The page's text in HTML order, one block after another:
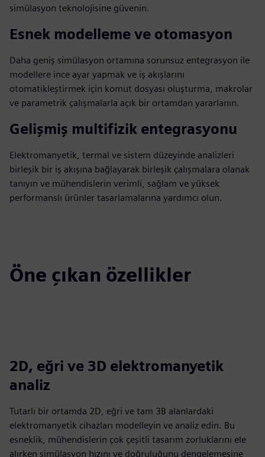
simülasyon teknolojisine güvenin.
Esnek modelleme ve otomasyon
Daha geniş simülasyon ortamına sorunsuz entegrasyon ile
modellere ince ayar yapmak ve iş akışlarını
otomatikleştirmek için komut dosyası oluşturma, makrolar
ve parametrik çalışmalarla açık bir ortamdan yararlanın.
Gelişmiş multifizik entegrasyonu
Elektromanyetik, termal ve sistem düzeyinde analizleri
birleşik bir iş akışına bağlayarak birleşik çalışmalara olanak
tanıyın ve mühendislerin verimli, sağlam ve yüksek
performanslı ürünler tasarlamalarına yardımcı olun.
Öne çıkan özellikler
2D, eğri ve 3D elektromanyetik
analiz
Tutarlı bir ortamda 2D, eğri ve tam 3B alanlardaki
elektromanyetik cihazları modelleyin ve analiz edin. Bu
esneklik, mühendislerin çok çeşitli tasarım zorluklarını ele
alırken simülasyon hızını ve doğruluğunu dengelemesine